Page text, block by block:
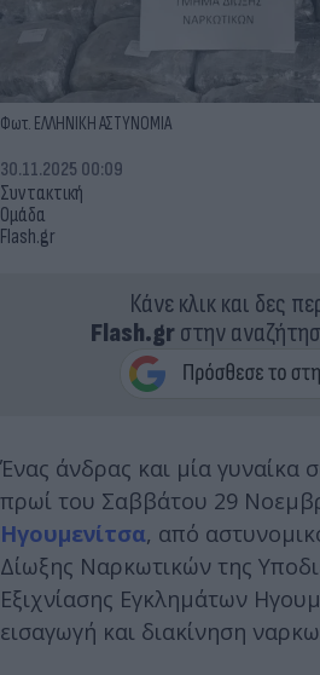
Φωτ. ΕΛΛΗΝΙΚΗ ΑΣΤΥΝΟΜΙΑ
Συντακτική
Ομάδα
Flash.gr
30.11.2025 00:09
Κάνε κλικ και δες
Flash.grστην
Ένας άνδρας και μία γυναίκα
πρωί του Σαββάτου 29
Ηγουμενίτσα, από
Δίωξης Ναρκωτικών της
Εξιχνίασης Εγκλημάτων
εισαγωγή και διακίνηση